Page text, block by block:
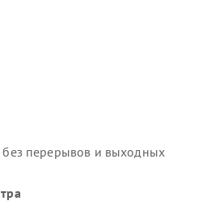
перерывов и выходных